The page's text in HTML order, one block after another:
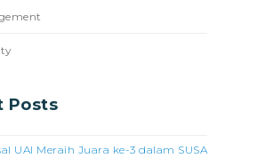
Posts
UAI Meraih Juara ke-3 dalam SUSA